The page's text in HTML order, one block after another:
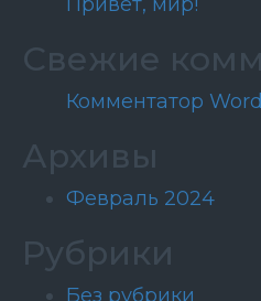
Свежие
Комментатор
Архивы
Февраль 2024
Рубрики
Без рубрики